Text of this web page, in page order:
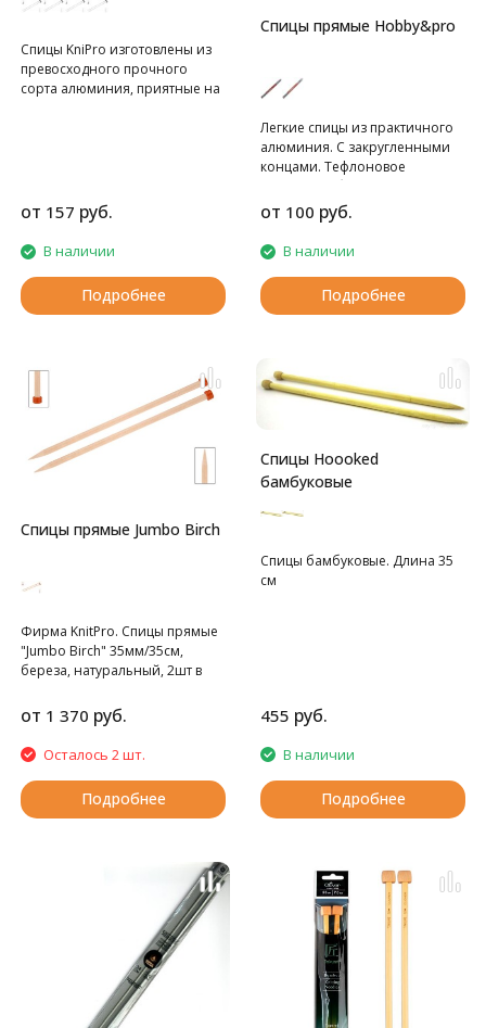
Cпицы KniPro изготовлены из
превосходного прочного
сорта алюминия, приятные на
от 157 руб.
В наличии
Подробнее
Спицы прямые Hobby&pro
Легкие спицы из практичного
алюминия. С закругленными
концами. Тефлоновое
покрытие обеспечивает
гладкое скольжение пряжи.
Ограничитель на спице
препятствует соскальзыванию
петель.
от 100 руб.
В наличии
Подробнее
Спицы прямые Jumbo Birch
Фирма KnitPro. Спицы прямые
"Jumbo Birch" 35мм/35см,
береза, натуральный, 2шт в
от 1 370 руб.
Осталось 2 шт.
Подробнее
Спицы Hoooked
бамбуковые
Спицы бамбуковые. Длина 35
см
455 руб.
В наличии
Подробнее